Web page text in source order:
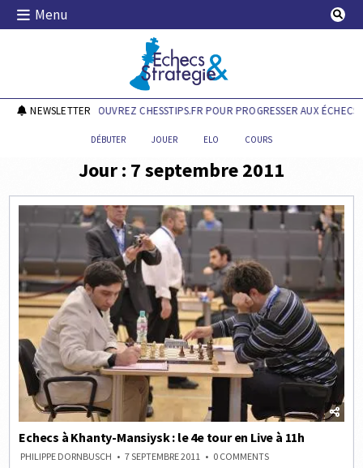
Skip
Menu
Echecs & Stratégie
NEWSLETTERDÉCOUVREZ CHESSTIPS.FR POUR PROGRESSER AUX ÉCHECS !
DÉBUTER JOUER ELO COURS
Jour : 7 septembre 2011
Echecs à Khanty-Mansiysk : le 4e tour en Live à 11h
PHILIPPE DORNBUSCH 7 SEPTEMBRE 2011 0 COMMENTSON